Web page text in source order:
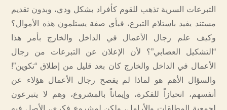
التبرعات السرية تذهب للقوم كأفراد بشكل ودي، وبدون تقديم
مستند يفيد باستلام التبرع، فبأي صفة يستلمون هذه الأموال؟
وكيف علم رجال الأعمال في الداخل والخارج بأمر هذا
“التشكيل العصابي”؟ لأن الإعلان عن التبرعات من رجال
الأعمال في الداخل والخارج كان بعد قليل من إطلاق “تكوين”!
والسؤال الأهم هو لماذا لم يفصح رجال الأعمال هؤلاء عن
أنفسهم، انحيازاً للفكرة، وإيماناً بالمشروع، وهم لا يتبرعون
لجمعية المطلقات والأرامل، ولكن لمشروع فكري، الأصل فيه